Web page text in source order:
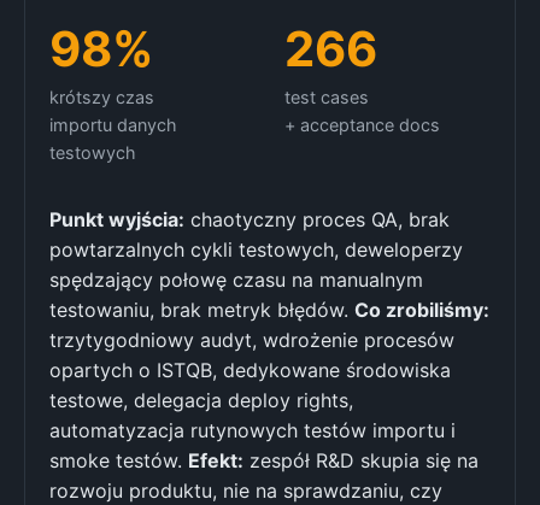
98%
krótszy czas
importu danych
testowych
266
test cases
+ acceptance docs
Punkt wyjścia: chaotyczny proces QA, brak
powtarzalnych cykli testowych, deweloperzy
spędzający połowę czasu na manualnym
testowaniu, brak metryk błędów. Co zrobiliśmy:
trzytygodniowy audyt, wdrożenie procesów
opartych o ISTQB, dedykowane środowiska
testowe, delegacja deploy rights,
automatyzacja rutynowych testów importu i
smoke testów. Efekt: zespół R&D skupia się na
rozwoju produktu, nie na sprawdzaniu, czy